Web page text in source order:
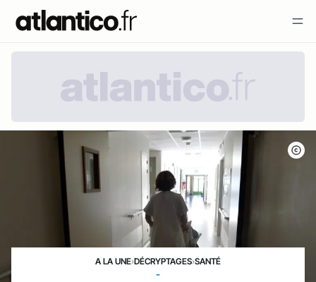
A LA UNE›DÉCRYPTAGES›SANTÉ
-